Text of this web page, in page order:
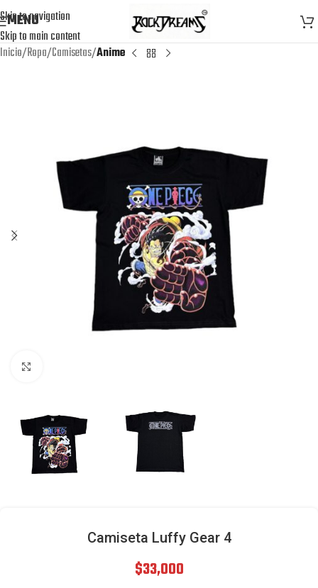
Skip to navigation
Skip to main content
MENU
Inicio Ropa Camisetas Anime
Camiseta Luffy Gear 4
$33,000